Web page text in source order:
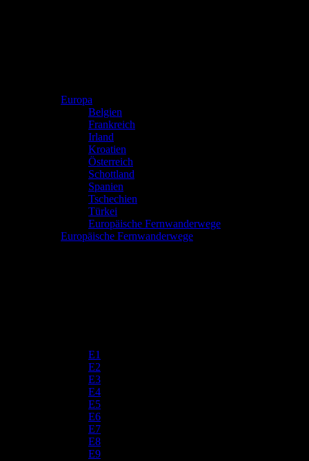
Europa
Belgien
Frankreich
Irland
Kroatien
Österreich
Schottland
Spanien
Tschechien
Türkei
Europäische Fernwanderwege
Europäische Fernwanderwege
E1
E2
E3
E4
E5
E6
E7
E8
E9